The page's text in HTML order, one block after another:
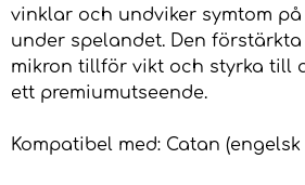
vinklar och undviker symtom
under spelandet. Den förstärkta
mikron tillför vikt och styrka till
ett premiumutseende.
Kompatibel med: Catan